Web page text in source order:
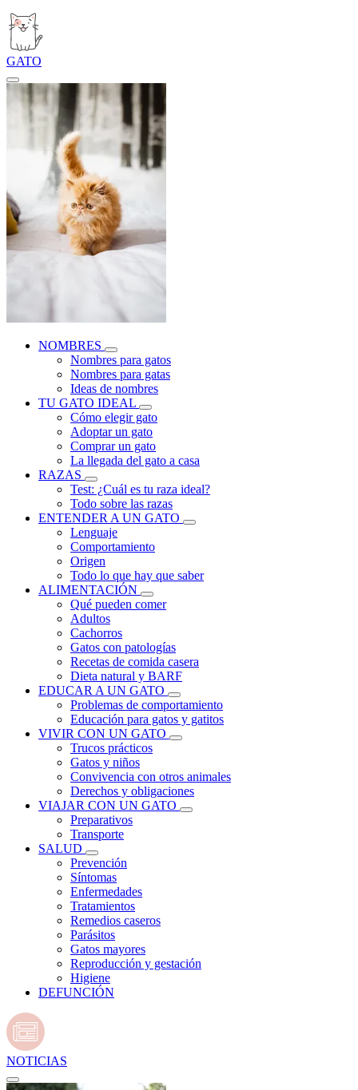
GATO
NOMBRES
Nombres para gatos
Nombres para gatas
Ideas de nombres
TU GATO IDEAL
Cómo elegir gato
Adoptar un gato
Comprar un gato
La llegada del gato a casa
RAZAS
Test: ¿Cuál es tu raza ideal?
Todo sobre las razas
ENTENDER A UN GATO
Lenguaje
Comportamiento
Origen
Todo lo que hay que saber
ALIMENTACIÓN
Qué pueden comer
Adultos
Cachorros
Gatos con patologías
Recetas de comida casera
Dieta natural y BARF
EDUCAR A UN GATO
Problemas de comportamiento
Educación para gatos y gatitos
VIVIR CON UN GATO
Trucos prácticos
Gatos y niños
Convivencia con otros animales
Derechos y obligaciones
VIAJAR CON UN GATO
Preparativos
Transporte
SALUD
Prevención
Síntomas
Enfermedades
Tratamientos
Remedios caseros
Parásitos
Gatos mayores
Reproducción y gestación
Higiene
DEFUNCIÓN
NOTICIAS